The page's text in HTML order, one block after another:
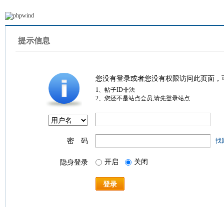
提示信息
您没有登录或者您没有权限访问此页面
1、帖子ID非法
2、您还不是站点会员,请先登录站点
密 码 找
隐身登录 开启 关闭
登录